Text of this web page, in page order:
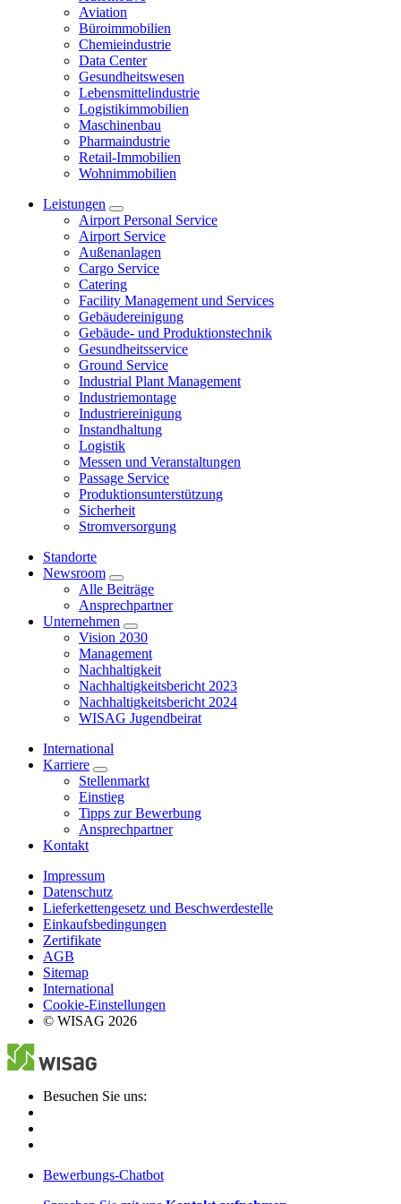
Aviation
Büroimmobilien
Chemieindustrie
Data Center
Gesundheitswesen
Lebensmittelindustrie
Logistikimmobilien
Maschinenbau
Pharmaindustrie
Retail-Immobilien
Wohnimmobilien
Leistungen
Airport Personal Service
Airport Service
Außenanlagen
Cargo Service
Catering
Facility Management und Services
Gebäudereinigung
Gebäude- und Produktionstechnik
Gesundheitsservice
Ground Service
Industrial Plant Management
Industriemontage
Industriereinigung
Instandhaltung
Logistik
Messen und Veranstaltungen
Passage Service
Produktionsunterstützung
Sicherheit
Stromversorgung
Standorte
Newsroom
Alle Beiträge
Ansprechpartner
Unternehmen
Vision 2030
Management
Nachhaltigkeit
Nachhaltigkeitsbericht 2023
Nachhaltigkeitsbericht 2024
WISAG Jugendbeirat
International
Karriere
Stellenmarkt
Einstieg
Tipps zur Bewerbung
Ansprechpartner
Kontakt
Impressum
Datenschutz
Lieferkettengesetz und Beschwerdestelle
Einkaufsbedingungen
Zertifikate
AGB
Sitemap
International
Cookie-Einstellungen
© WISAG 2026
Besuchen Sie uns:
Bewerbungs-Chatbot